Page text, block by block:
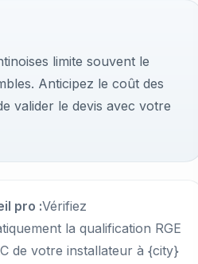
limite souvent le
Anticipez le coût des
valider le devis avec votre
pro :Vérifiez
la qualification RGE
de votre installateur à {city}